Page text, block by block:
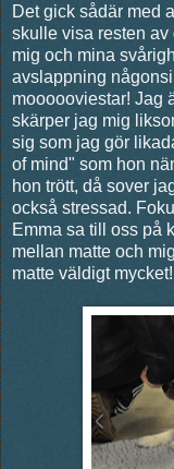
Det gick sådär med
skulle visa resten av
mig och mina
avslappning
moooooviestar! Jag
skärper jag mig
sig som jag gör
of mind" som hon
hon trött, då sover
också stressad.
Emma sa till oss på
mellan matte och
matte väldigt mycket!